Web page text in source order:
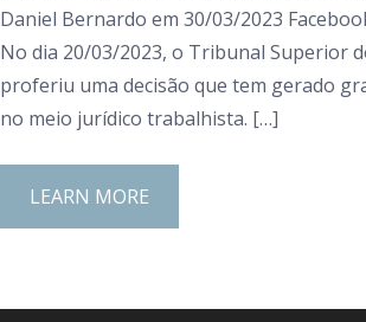
Daniel Bernardo em 30/03/2023
No dia 20/03/2023, o Tribunal Superior
proferiu uma decisão que tem gerado
no meio jurídico trabalhista. […]
LEARN MORE